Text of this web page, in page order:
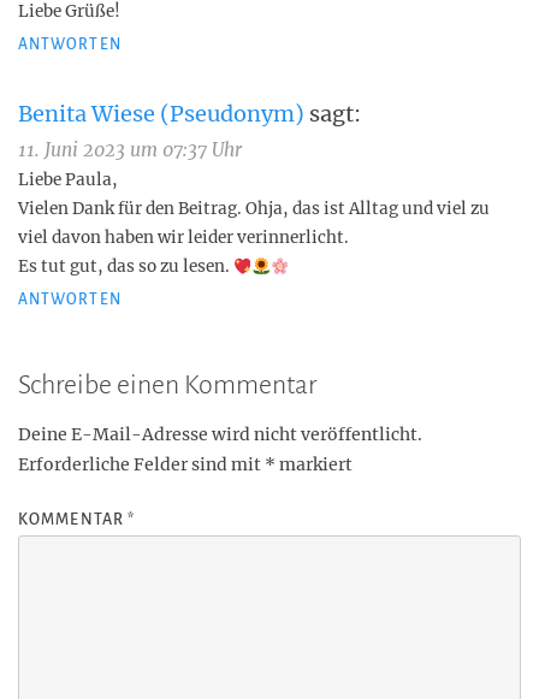
Liebe Grüße!
ANTWORTEN
Benita Wiese (Pseudonym) sagt:
11. Juni 2023 um 07:37 Uhr
Liebe Paula,
Vielen Dank für den Beitrag. Ohja, das ist Alltag und viel zu
viel davon haben wir leider verinnerlicht.
Es tut gut, das so zu lesen.
ANTWORTEN
Schreibe einen Kommentar
Deine E-Mail-Adresse wird nicht veröffentlicht.
Erforderliche Felder sind mit * markiert
KOMMENTAR*